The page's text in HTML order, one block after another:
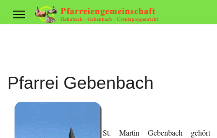
Pfarrei Gebenbach
St. Martin Gebenbach